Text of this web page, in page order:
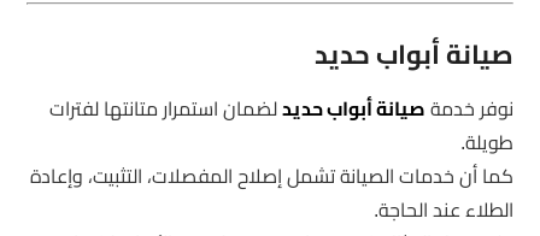
صيانة أبواب حديد
نوفر خدمةصيانة أبواب حديدلضمان استمرار متانتها لفترات
طويلة.
كما أن خدمات الصيانة تشمل إصلاح المفصلات، التثبيت، وإعادة
الطلاء عند الحاجة.